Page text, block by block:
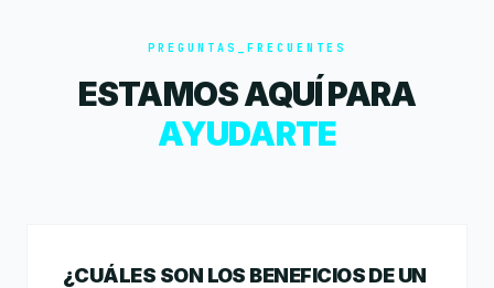
PREGUNTAS_FRECUENTES
ESTAMOS AQUÍ PARA
AYUDARTE
¿CUÁLES SON LOS BENEFICIOS DE UN